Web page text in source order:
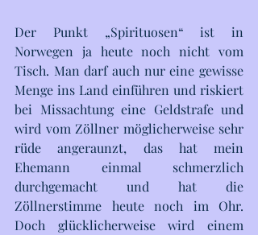
Der Punkt „Spirituosen“ ist in
Norwegen ja heute noch nicht vom
Tisch. Man darf auch nur eine gewisse
Menge ins Land einführen und riskiert
bei Missachtung eine Geldstrafe und
wird vom Zöllner möglicherweise sehr
rüde angeraunzt, das hat mein
Ehemann einmal schmerzlich
durchgemacht und hat die
Zöllnerstimme heute noch im Ohr.
Doch glücklicherweise wird einem